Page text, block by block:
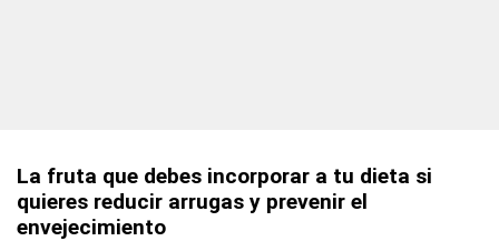
La fruta que debes incorporar a tu dieta si
quieres reducir arrugas y prevenir el
envejecimiento